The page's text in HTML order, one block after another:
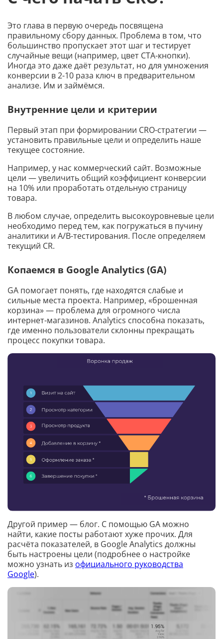
Это глава в первую очередь посвящена
правильному сбору данных. Проблема в том, что
большинство пропускает этот шаг и тестирует
случайные вещи (например, цвет CTA-кнопки).
Иногда это даже даёт результат, но для умножения
конверсии в 2-10 раза ключ в предварительном
анализе. Им и займёмся.
Внутренние цели и критерии
Первый этап при формировании CRO-стратегии —
установить правильные цели и определить наше
текущее состояние.
Например, у нас коммерческий сайт. Возможные
цели — увеличить общий коэффициент конверсии
на 10% или проработать отдельную страницу
товара.
В любом случае, определить высокоуровневые цели
необходимо перед тем, как погружаться в пучину
аналитики и A/B-тестирования. После определяем
текущий CR.
Копаемся в Google Analytics (GA)
GA помогает понять, где находятся слабые и
сильные места проекта. Например, «брошенная
корзина» — проблема для огромного числа
интернет-магазинов. Analytics способна показать,
где именно пользователи склонны прекращать
процесс покупки товара.
Другой пример — блог. С помощью GA можно
найти, какие посты работают хуже прочих. Для
расчёта показателей, в Google Analytics должны
быть настроены цели (подробнее о настройке
можно узнать из официального руководства
Google).